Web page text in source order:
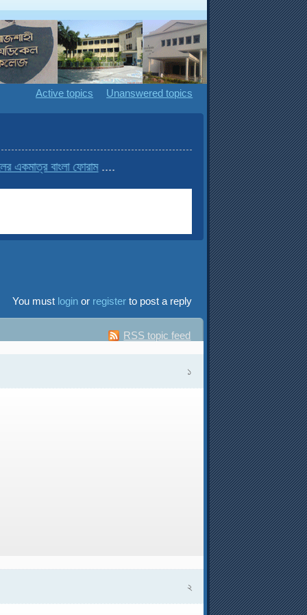
Active topics Unanswered topics
বাংলা ফোরাম....
You must loginor registerto post a reply
RSS topic feed
১
২